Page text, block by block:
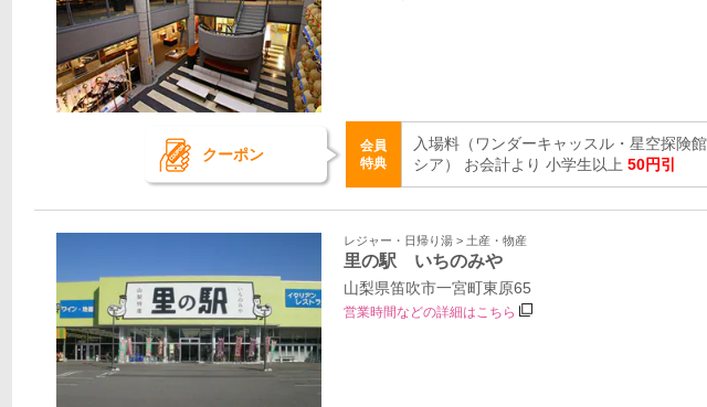
クーポン
会員
特典
入場料（ワンダーキャッスル・星空探険
シア） お会計より 小学生以上 50円引
レジャー・日帰り湯 > 土産・物産
里の駅 いちのみや
山梨県笛吹市一宮町東原65
営業時間などの詳細はこちら